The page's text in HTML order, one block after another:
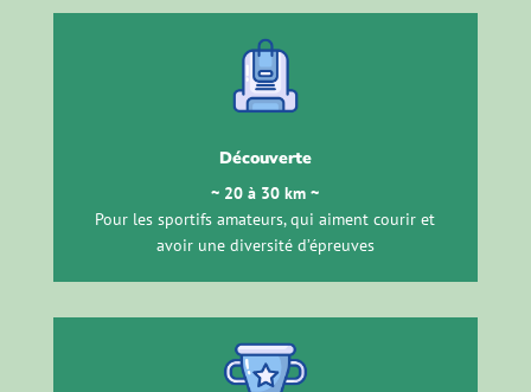
Découverte
~ 20 à 30 km ~
Pour les sportifs amateurs, qui aiment courir et
avoir une diversité d’épreuves